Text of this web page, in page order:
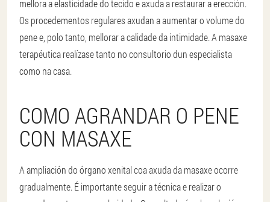
mellora a elasticidade do tecido e axuda a restaurar a erección.
Os procedementos regulares axudan a aumentar o volume do
pene e, polo tanto, mellorar a calidade da intimidade. A masaxe
terapéutica realízase tanto no consultorio dun especialista
como na casa.
COMO AGRANDAR O PENE
CON MASAXE
A ampliación do órgano xenital coa axuda da masaxe ocorre
gradualmente. É importante seguir a técnica e realizar o